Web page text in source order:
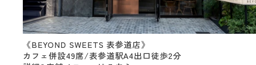
《BEYOND SWEETS 表参道店》
カフェ併設49席/表参道駅A4出口徒歩2分